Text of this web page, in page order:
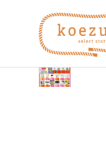
ツ
つ
け
タグ: ディズ